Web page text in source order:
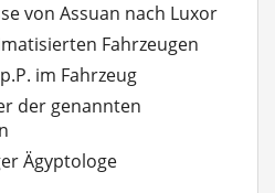
von Assuan nach Luxor
Fahrzeugen
im Fahrzeug
der genannten
Ägyptologe